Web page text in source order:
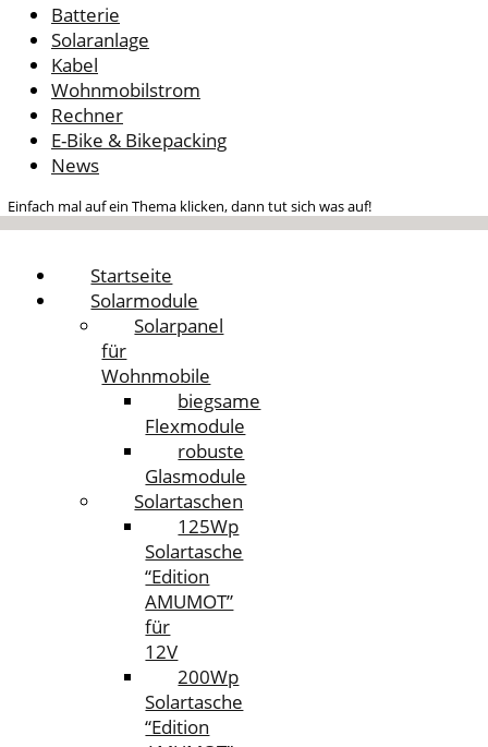
Batterie
Solaranlage
Kabel
Wohnmobilstrom
Rechner
E-Bike & Bikepacking
News
Einfach mal auf ein Thema klicken, dann tut sich was auf!
Startseite
Solarmodule
Solarpanel
für
Wohnmobile
biegsame
Flexmodule
robuste
Glasmodule
Solartaschen
125Wp
Solartasche
“Edition
AMUMOT”
für
12V
200Wp
Solartasche
“Edition